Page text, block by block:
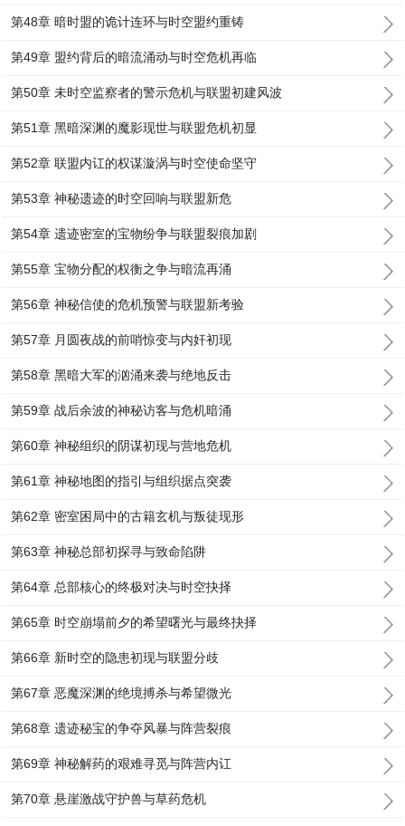
第48章 暗时盟的诡计连环与时空盟约重铸
第49章 盟约背后的暗流涌动与时空危机再临
第50章 未时空监察者的警示危机与联盟初建风波
第51章 黑暗深渊的魔影现世与联盟危机初显
第52章 联盟内讧的权谋漩涡与时空使命坚守
第53章 神秘遗迹的时空回响与联盟新危
第54章 遗迹密室的宝物纷争与联盟裂痕加剧
第55章 宝物分配的权衡之争与暗流再涌
第56章 神秘信使的危机预警与联盟新考验
第57章 月圆夜战的前哨惊变与内奸初现
第58章 黑暗大军的汹涌来袭与绝地反击
第59章 战后余波的神秘访客与危机暗涌
第60章 神秘组织的阴谋初现与营地危机
第61章 神秘地图的指引与组织据点突袭
第62章 密室困局中的古籍玄机与叛徒现形
第63章 神秘总部初探寻与致命陷阱
第64章 总部核心的终极对决与时空抉择
第65章 时空崩塌前夕的希望曙光与最终抉择
第66章 新时空的隐患初现与联盟分歧
第67章 恶魔深渊的绝境搏杀与希望微光
第68章 遗迹秘宝的争夺风暴与阵营裂痕
第69章 神秘解药的艰难寻觅与阵营内讧
第70章 悬崖激战守护兽与草药危机